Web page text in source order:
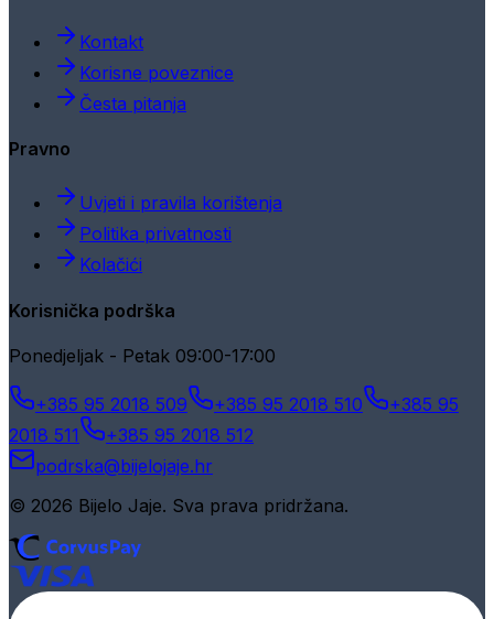
Kontakt
Korisne poveznice
Česta pitanja
Pravno
Uvjeti i pravila korištenja
Politika privatnosti
Kolačići
Korisnička podrška
Ponedjeljak - Petak 09:00-17:00
+385 95 2018 509 +385 95 2018 510
+385 95
2018 511
+385 95 2018 512
podrska@bijelojaje.hr
© 2026 Bijelo Jaje. Sva prava pridržana.